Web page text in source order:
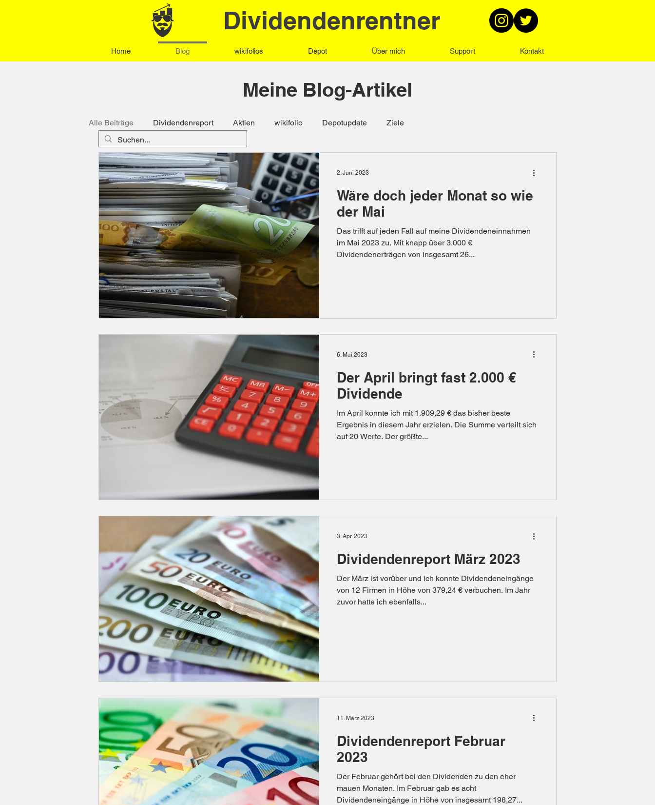
Dividendenrentner
Home Blog wikifolios Depot Über mich Support Kontakt
Meine Blog-Artikel
Alle Beiträge Dividendenreport Aktien wikifolio Depotupdate Ziele
Wäre doch jeder Monat so wie
der Mai
Das trifft auf jeden Fall auf meine Dividendeneinnahmen
im Mai 2023 zu. Mit knapp über 3.000 €
Dividendenerträgen von insgesamt 26...
2. Juni 2023
Der April bringt fast 2.000 €
Dividende
Im April konnte ich mit 1.909,29 € das bisher beste
Ergebnis in diesem Jahr erzielen. Die Summe verteilt sich
auf 20 Werte. Der größte...
6. Mai 2023
Dividendenreport März 2023
Der März ist vorüber und ich konnte Dividendeneingänge
von 12 Firmen in Höhe von 379,24 € verbuchen. Im Jahr
zuvor hatte ich ebenfalls...
3. Apr. 2023
Dividendenreport Februar
2023
Der Februar gehört bei den Dividenden zu den eher
mauen Monaten. Im Februar gab es acht
Dividendeneingänge in Höhe von insgesamt 198,27...
11. März 2023